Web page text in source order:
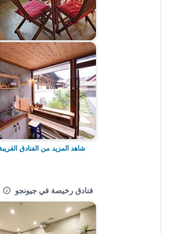
شاهد المزيد من الفنادق
فنادق رخيصة في جيونجو